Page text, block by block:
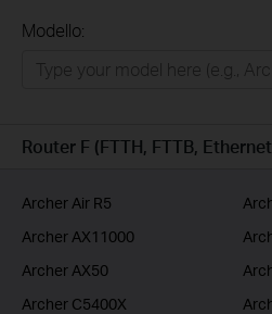
Business
Modello:
Router F (FTTH, FTTB,
Archer Air R5
Archer AX11000
Archer AX50
Archer C5400X